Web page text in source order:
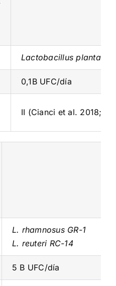
Lactobacillus
0,1B UFC/día
II (Cianci et al. 2018;
L. rhamnosus GR-1
L. reuteri RC-14
5 B UFC/día